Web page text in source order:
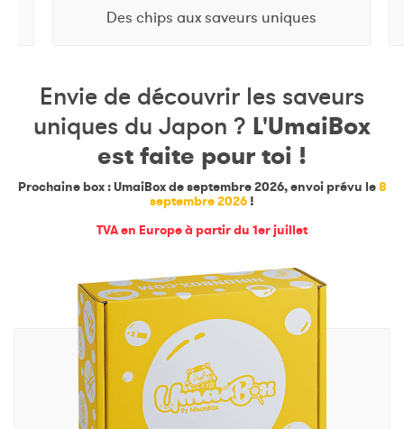
Des chips aux saveurs uniques
Envie de découvrir les saveurs
uniques du Japon ? L'UmaiBox
est faite pour toi !
Prochaine box : UmaiBox de septembre 2026, envoi prévu le8
septembre 2026 !
TVA en Europe à partir du 1er juillet